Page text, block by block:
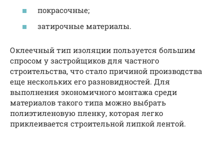
покрасочные;
затирочные материалы.
Оклеечный тип изоляции пользуется большим
спросом у застройщиков для частного
строительства, что стало причиной производства
еще нескольких его разновидностей. Для
выполнения экономичного монтажа среди
материалов такого типа можно выбрать
полиэтиленовую пленку, которая легко
приклеивается строительной липкой лентой.